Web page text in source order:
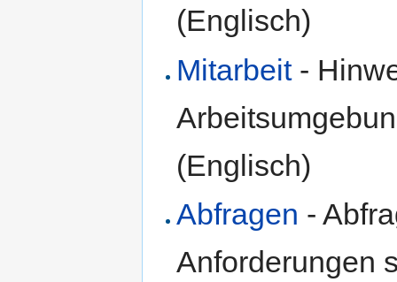
(Englisch)
Mitarbeit-
(Englisch)
Abfragen -
Anforderungen